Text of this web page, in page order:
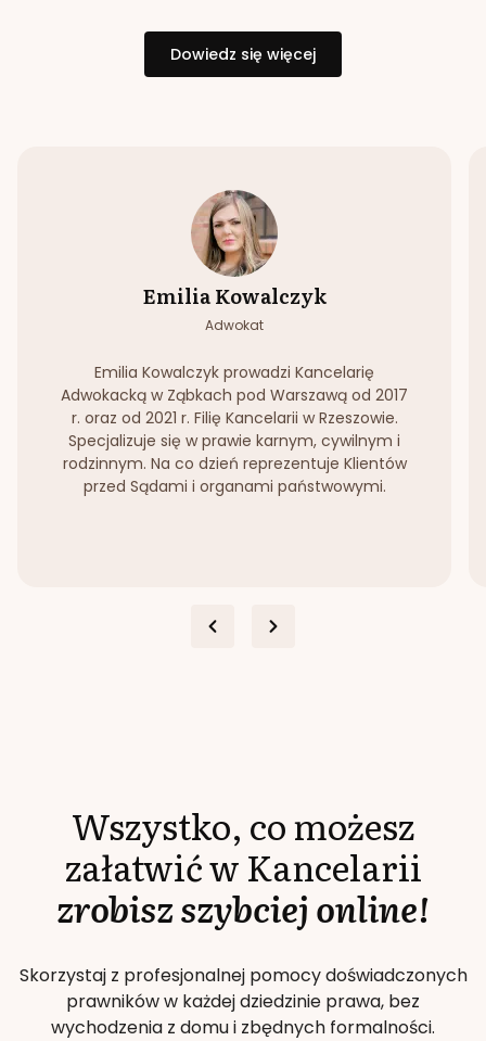
Dowiedz się więcej
Emilia Kowalczyk
Adwokat
Emilia Kowalczyk prowadzi Kancelarię
Adwokacką w Ząbkach pod Warszawą od 2017
r. oraz od 2021 r. Filię Kancelarii w Rzeszowie.
Specjalizuje się w prawie karnym, cywilnym i
rodzinnym. Na co dzień reprezentuje Klientów
przed Sądami i organami państwowymi.
Wszystko, co możesz
załatwić w Kancelarii
zrobisz szybciej online!
Skorzystaj z profesjonalnej pomocy doświadczonych
prawników w każdej dziedzinie prawa, bez
wychodzenia z domu i zbędnych formalności.